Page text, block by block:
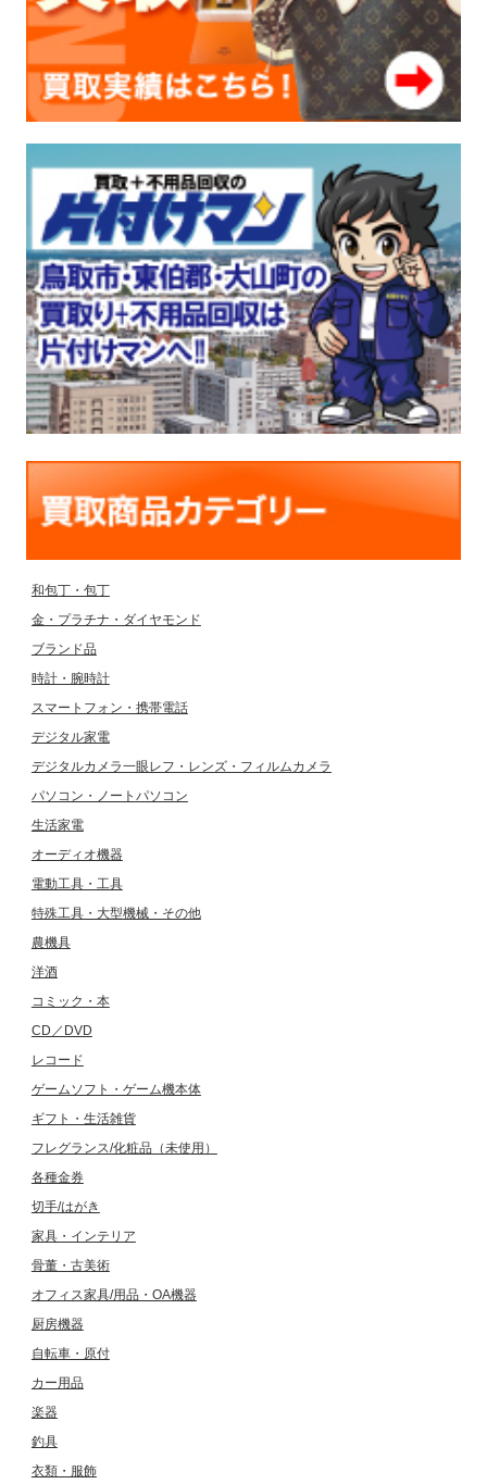
和包丁・包丁
金・プラチナ・ダイヤモンド
ブランド品
時計・腕時計
スマートフォン・携帯電話
デジタル家電
デジタルカメラ一眼レフ・レンズ・フィルムカメラ
パソコン・ノートパソコン
生活家電
オーディオ機器
電動工具・工具
特殊工具・大型機械・その他
農機具
洋酒
コミック・本
CD／DVD
レコード
ゲームソフト・ゲーム機本体
ギフト・生活雑貨
フレグランス/化粧品（未使用）
各種金券
切手/はがき
家具・インテリア
骨董・古美術
オフィス家具/用品・OA機器
厨房機器
自転車・原付
カー用品
楽器
釣具
衣類・服飾